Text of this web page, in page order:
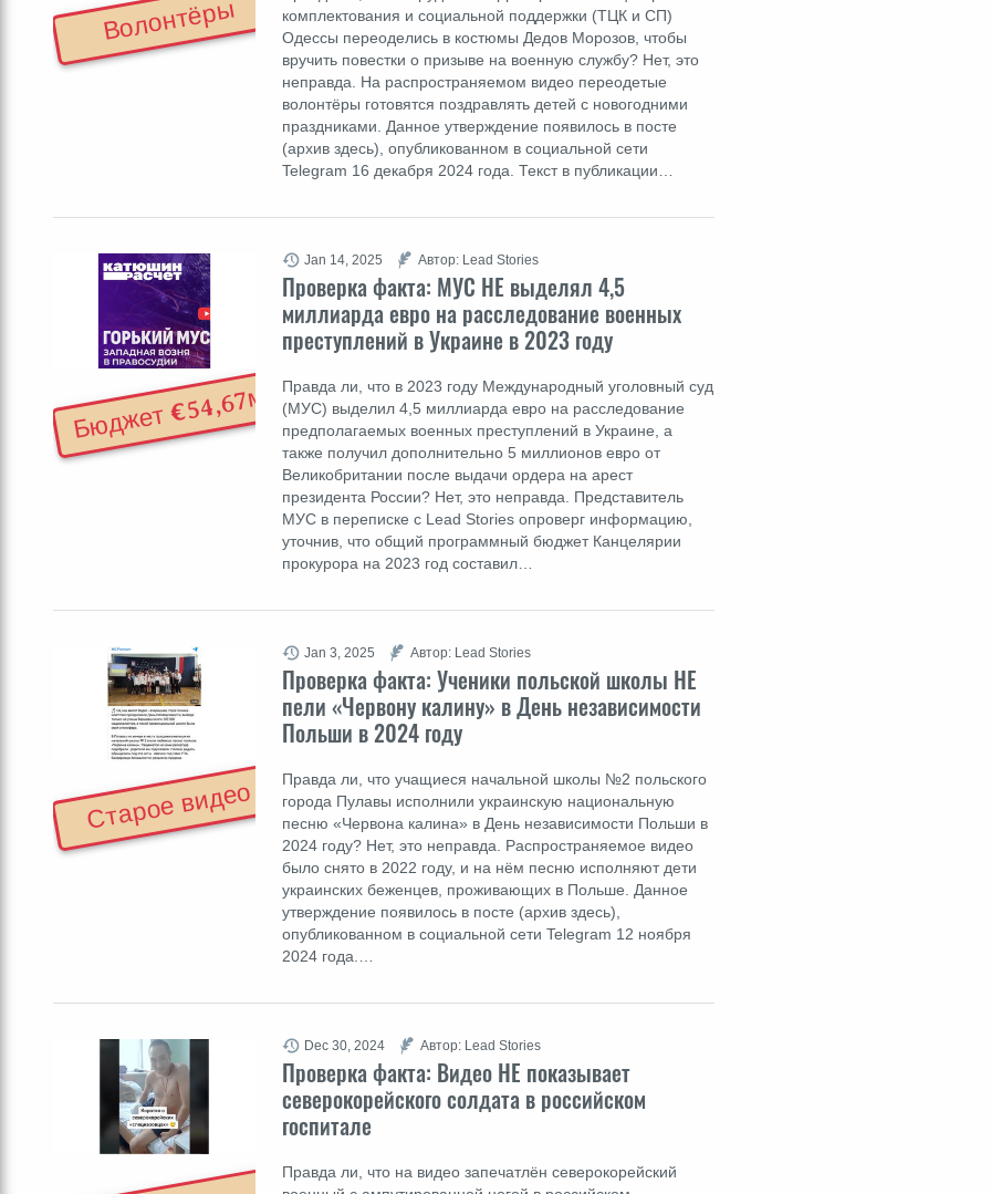
комплектования и социальной поддержки (ТЦК и СП)
Одессы переоделись в костюмы Дедов Морозов, чтобы
вручить повестки о призыве на военную службу? Нет, это
неправда. На распространяемом видео переодетые
волонтёры готовятся поздравлять детей с новогодними
праздниками. Данное утверждение появилось в посте
(архив здесь), опубликованном в социальной сети
Telegram 16 декабря 2024 года. Текст в публикации…
Волонтёры
Проверка факта: МУС НЕ выделял 4,5
миллиарда евро на расследование военных
преступлений в Украине в 2023 году
Правда ли, что в 2023 году Международный уголовный суд
(МУС) выделил 4,5 миллиарда евро на расследование
предполагаемых военных преступлений в Украине, а
также получил дополнительно 5 миллионов евро от
Великобритании после выдачи ордера на арест
президента России? Нет, это неправда. Представитель
МУС в переписке с Lead Stories опроверг информацию,
уточнив, что общий программный бюджет Канцелярии
прокурора на 2023 год составил…
Jan 14, 2025 Автор: Lead Stories
Бюджет €54,67м
Проверка факта: Ученики польской школы НЕ
пели «Червону калину» в День независимости
Польши в 2024 году
Правда ли, что учащиеся начальной школы №2 польского
города Пулавы исполнили украинскую национальную
песню «Червона калина» в День независимости Польши в
2024 году? Нет, это неправда. Распространяемое видео
было снято в 2022 году, и на нём песню исполняют дети
украинских беженцев, проживающих в Польше. Данное
утверждение появилось в посте (архив здесь),
опубликованном в социальной сети Telegram 12 ноября
2024 года.…
Jan 3, 2025 Автор: Lead Stories
Старое видео
Проверка факта: Видео НЕ показывает
северокорейского солдата в российском
госпитале
Правда ли, что на видео запечатлён северокорейский
Dec 30, 2024 Автор: Lead Stories